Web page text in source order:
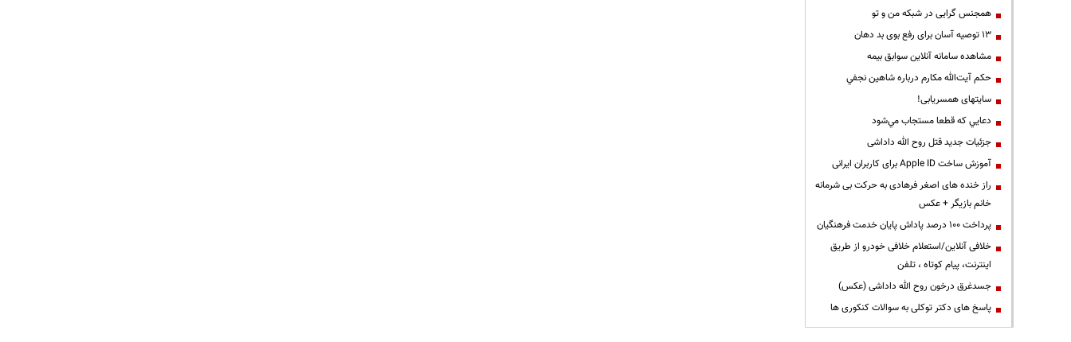
همجنس گرایی در شبکه من و تو
13 توصیه آسان برای رفع بوی بد دهان
مشاهده سامانه آنلاين سوابق بیمه
حكم آيت‌الله مكارم درباره شاهين نجفي
سایتهای همسریابی!
دعايي كه قطعا مستجاب مي‌شود
جزئیات جدید قتل روح الله داداشی
آموزش ساخت Apple ID برای کاربران ایرانی
راز خنده های اصغر فرهادی به حرکت بی شرمانه
خانم بازیگر + عکس
پرداخت ۱۰۰ درصد پاداش پایان خدمت فرهنگیان
خلافی آنلاین/استعلام خلافی خودرو از طریق
اینترنت، پیام کوتاه ، تلفن
جسدغرق درخون روح الله داداشی (عکس)
پاسخ های دکتر توکلی به سوالات کنکوری ها